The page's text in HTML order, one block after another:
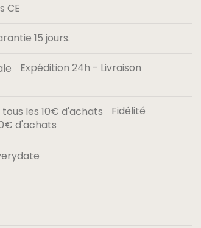
CE
15 jours.
Expédition 24h - Livraison
Fidélité
d'achats